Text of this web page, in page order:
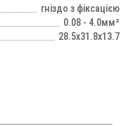
гніздо з фіксацією
0.08 - 4.0мм²
28.5х31.8х13.7